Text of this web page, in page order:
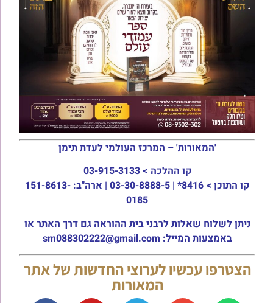
'המאורות' – המרכז העולמי לעדת תימן
קו ההלכה > 03-915-3133
קו התוכן >
8416* | 03-30-8888-5 | ארה"ב: 151-8613-
0185
ניתן לשלוח שאלות לרבני בית ההוראה גם דרך האתר או
באמצעות המייל: sm088302222@gmail.com
הצטרפו עכשיו לערוצי החדשות של אתר
המאורות